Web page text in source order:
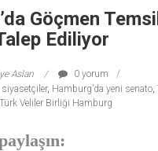
Göçmen
Ediliyor
Aslan
0 yorum
, Hamburg’da yeni senato,
Türk Veliler Birliği Hamburg